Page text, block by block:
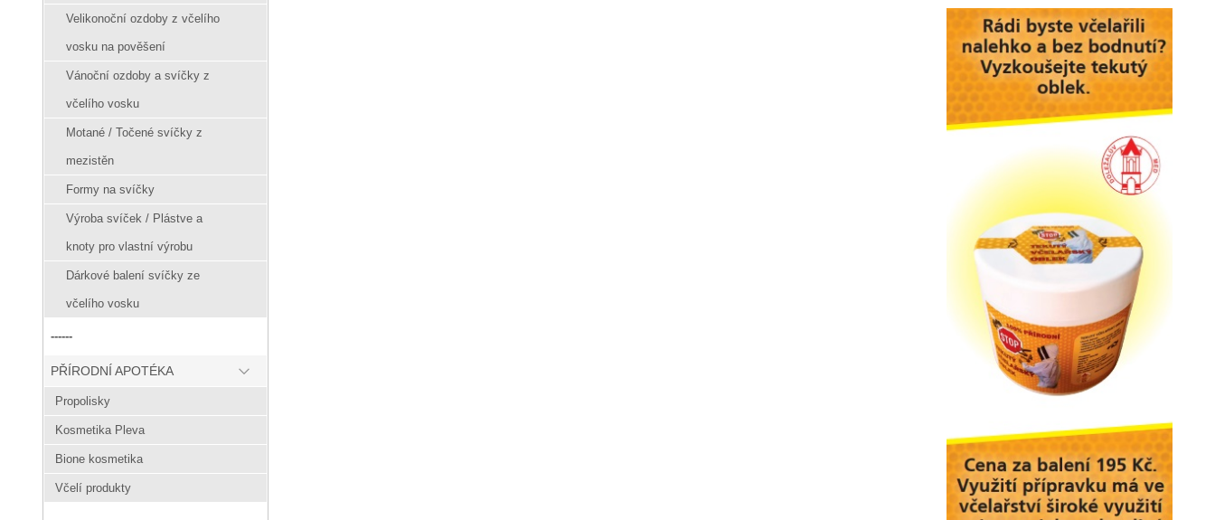
Velikonoční ozdoby z včelího
vosku na pověšení
Vánoční ozdoby a svíčky z
včelího vosku
Motané / Točené svíčky z
mezistěn
Formy na svíčky
Výroba svíček / Plástve a
knoty pro vlastní výrobu
Dárkové balení svíčky ze
včelího vosku
------
PŘÍRODNÍ APOTÉKA
Propolisky
Kosmetika Pleva
Bione kosmetika
Včelí produkty